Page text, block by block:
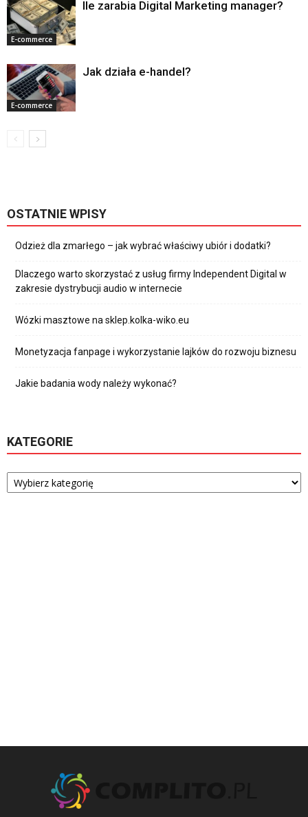
E-commerce
Ile zarabia Digital Marketing manager?
E-commerce
Jak działa e-handel?
OSTATNIE WPISY
Odzież dla zmarłego – jak wybrać właściwy ubiór i dodatki?
Dlaczego warto skorzystać z usług firmy Independent Digital w
zakresie dystrybucji audio w internecie
Wózki masztowe na sklep.kolka-wiko.eu
Monetyzacja fanpage i wykorzystanie lajków do rozwoju biznesu
Jakie badania wody należy wykonać?
KATEGORIE
Kategorie